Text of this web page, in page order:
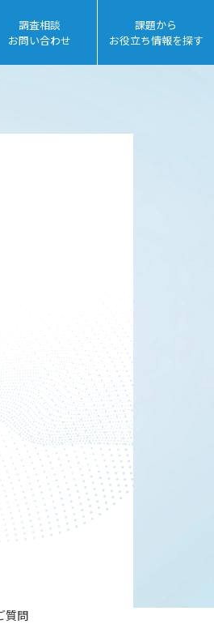
調査相談
お問い合わせ
課題から
お役立ち情報を探す
質問